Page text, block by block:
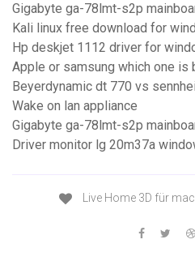
Gigabyte ga-78lmt-s2p
Kali linux free download for
Hp deskjet 1112 driver for
Apple or samsung which one is
Beyerdynamic dt 770 vs
Wake on lan appliance
Gigabyte ga-78lmt-s2p
Driver monitor lg 20m37a
Live Home 3D für